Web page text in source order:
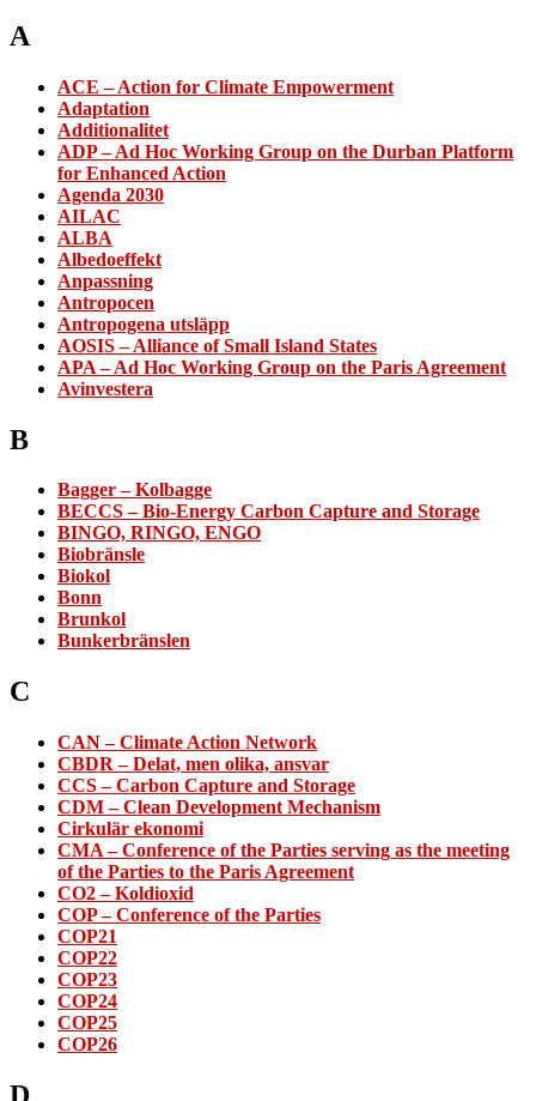
A
ACE – Action for Climate Empowerment
Adaptation
Additionalitet
ADP – Ad Hoc Working Group on the Durban Platform
for Enhanced Action
Agenda 2030
AILAC
ALBA
Albedoeffekt
Anpassning
Antropocen
Antropogena utsläpp
AOSIS – Alliance of Small Island States
APA – Ad Hoc Working Group on the Paris Agreement
Avinvestera
B
Bagger – Kolbagge
BECCS – Bio-Energy Carbon Capture and Storage
BINGO, RINGO, ENGO
Biobränsle
Biokol
Bonn
Brunkol
Bunkerbränslen
C
CAN – Climate Action Network
CBDR – Delat, men olika, ansvar
CCS – Carbon Capture and Storage
CDM – Clean Development Mechanism
Cirkulär ekonomi
CMA – Conference of the Parties serving as the meeting
of the Parties to the Paris Agreement
CO2 – Koldioxid
COP – Conference of the Parties
COP21
COP22
COP23
COP24
COP25
COP26